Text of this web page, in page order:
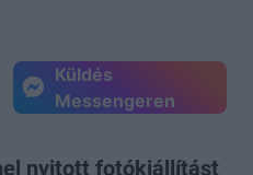
Küldés
Messengeren
nyitott fotókiállítást